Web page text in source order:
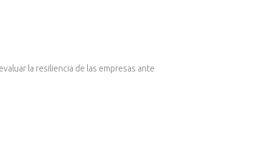
la resiliencia de las empresas ante